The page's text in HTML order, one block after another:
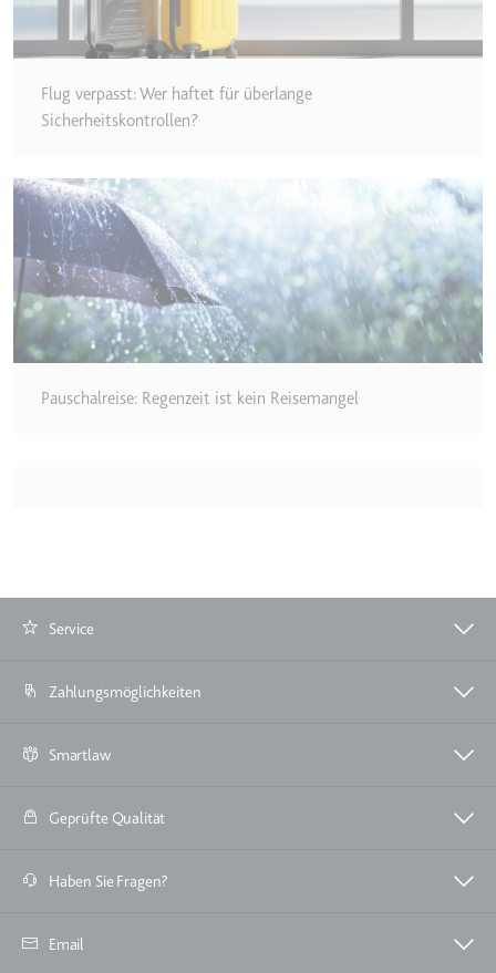
Flug verpasst: Wer haftet für überlange
Sicherheitskontrollen?
Pauschalreise: Regenzeit ist kein Reisemangel
Service
Zahlungsmöglichkeiten
Smartlaw
Geprüfte Qualität
Haben Sie Fragen?
Email